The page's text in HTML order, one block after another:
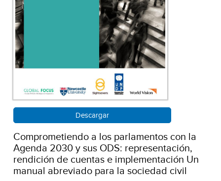
Descargar
Comprometiendo a los parlamentos con la
Agenda 2030 y sus ODS: representación,
rendición de cuentas e implementación Un
manual abreviado para la sociedad civil